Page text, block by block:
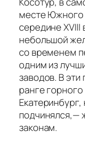
месте Южного
середине
небольшой
со временем
одним из
заводов. В
ранге горного
подчинялся,—
законам.